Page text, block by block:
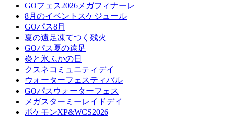
GOフェス2026メガフィナーレ
8月のイベントスケジュール
GOパス8月
夏の遠足凍てつく残火
GOパス夏の遠足
炎と氷ふかの日
クスネコミュニティデイ
ウォーターフェスティバル
GOパスウォーターフェス
メガスターミーレイドデイ
ポケモンXP&WCS2026